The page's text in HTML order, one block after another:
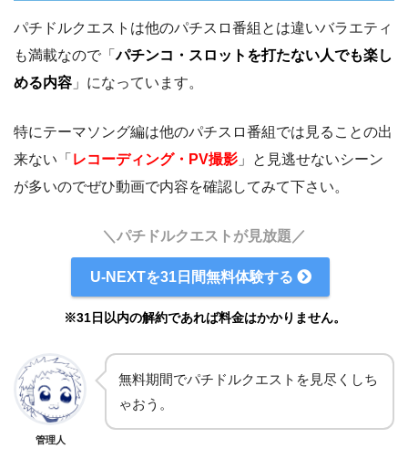
パチドルクエストは他のパチスロ番組とは違いバラエティ
も満載なので「パチンコ・スロットを打たない人でも楽し
める内容 」になっています。
特にテーマソング編は他のパチスロ番組では見ることの出
来ない「 レコーディング・PV撮影 」と見逃せないシーン
が多いのでぜひ動画で内容を確認してみて下さい。
＼パチドルクエストが見放題／
U-NEXTを31日間無料体験する
※31日以内の解約であれば料金はかかりません。
管理人
無料期間でパチドルクエストを見尽くしち
ゃおう。